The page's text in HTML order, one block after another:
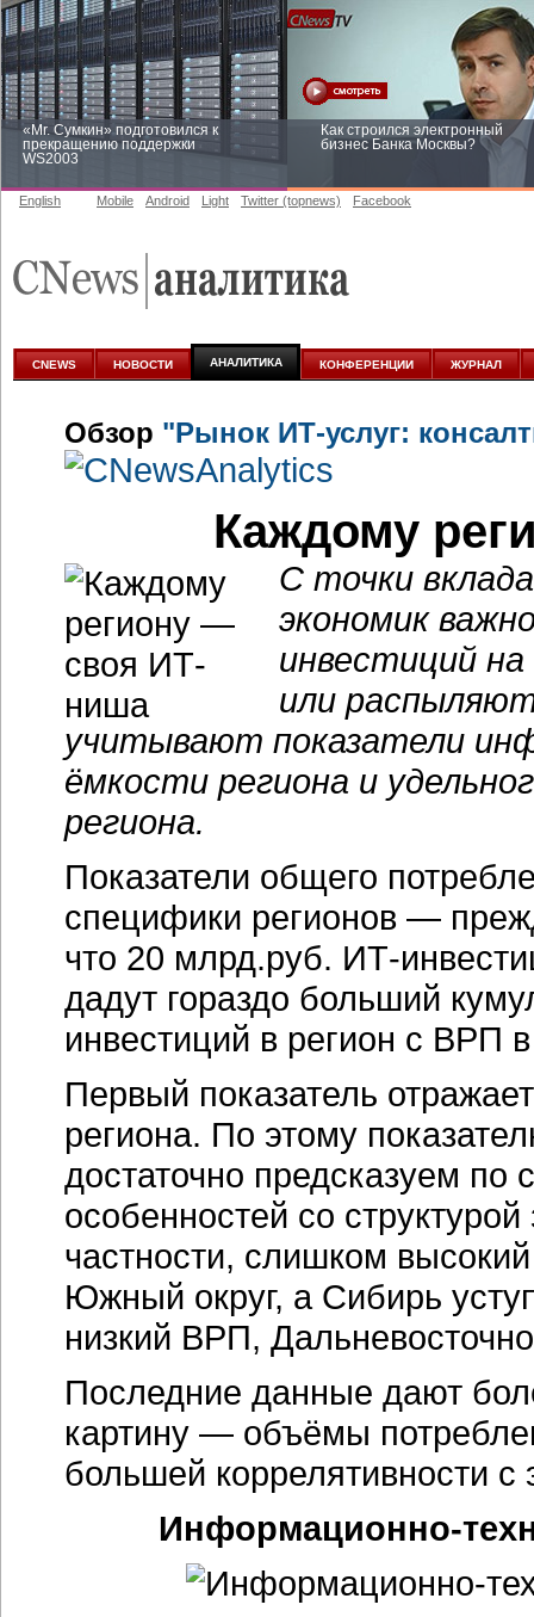
«Mr. Сумкин» подготовился к
прекращению поддержки
WS2003
Как строился электронный
бизнес Банка Москвы?
аналитике
English Mobile Android Light Twitter (topnews) Facebook
CNEWS НОВОСТИ АНАЛИТИКА КОНФЕРЕНЦИИ ЖУРНАЛ
Обзор "Рынок ИТ-услуг:
Каждому
С точки
экономик
инвестиций
или
учитывают показатели
ёмкости региона и
региона.
Показатели общего
специфики регионов —
что 20 млрд.руб. ИТ-
дадут гораздо больший
инвестиций в регион с ВРП
Первый показатель
региона. По этому
достаточно предсказуем по
особенностей со
частности, слишком
Южный округ, а Сибирь
низкий ВРП,
Последние данные дают
картину — объёмы
большей коррелятивности
Информационно-